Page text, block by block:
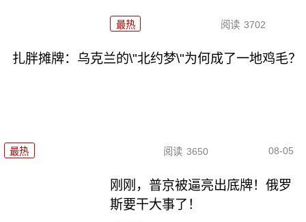
最热 阅读 3702
扎胖摊牌：乌克兰的\"北约梦\"为何成了一地鸡毛？
最热 阅读 3650 08-05
刚刚，普京被逼亮出底牌！俄罗
斯要干大事了！